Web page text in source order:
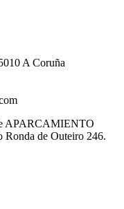
A Coruña
APARCAMIENTO
de Outeiro 246.